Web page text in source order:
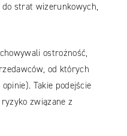
strat wizerunkowych,
ostrożność,
od których
Takie podejście
związane z